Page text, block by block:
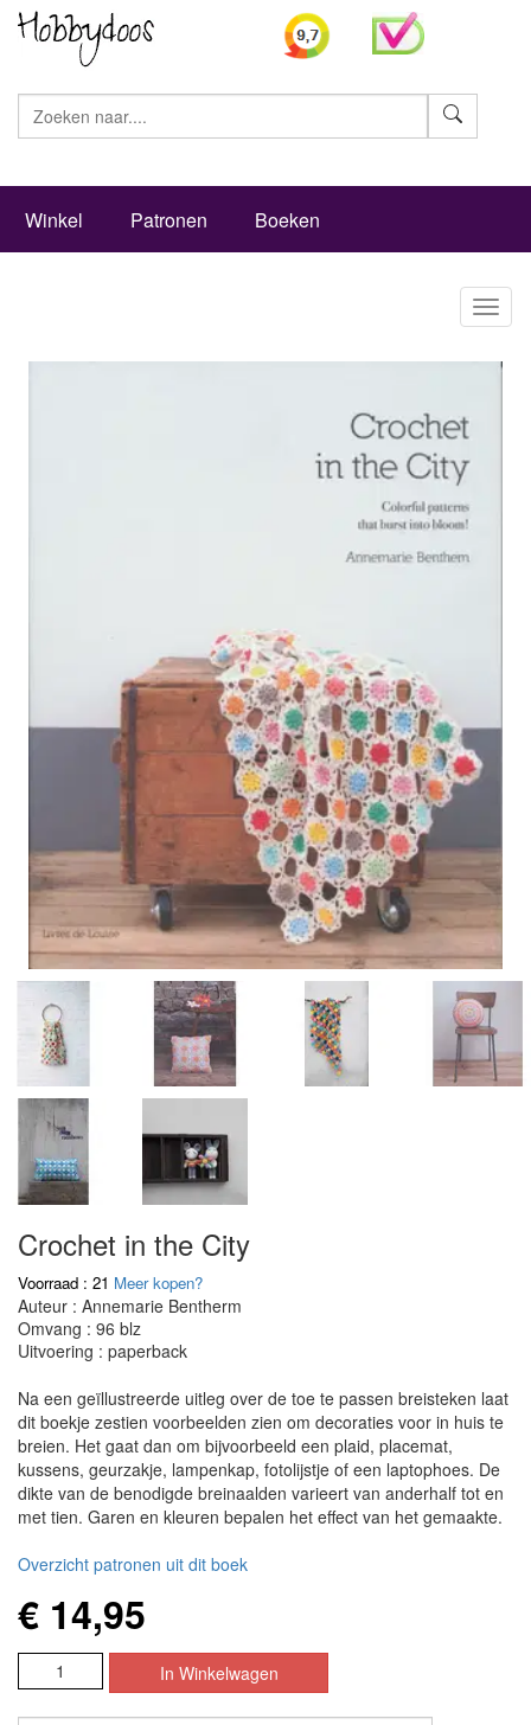
Winkel Patronen Boeken
Crochet in the City
Voorraad : 21 Meer kopen?
Auteur : Annemarie Bentherm
Omvang : 96 blz
Uitvoering : paperback
Na een geïllustreerde uitleg over de toe te passen breisteken laat
dit boekje zestien voorbeelden zien om decoraties voor in huis te
breien. Het gaat dan om bijvoorbeeld een plaid, placemat,
kussens, geurzakje, lampenkap, fotolijstje of een laptophoes. De
dikte van de benodigde breinaalden varieert van anderhalf tot en
met tien. Garen en kleuren bepalen het effect van het gemaakte.
Overzicht patronen uit dit boek
€ 14,95